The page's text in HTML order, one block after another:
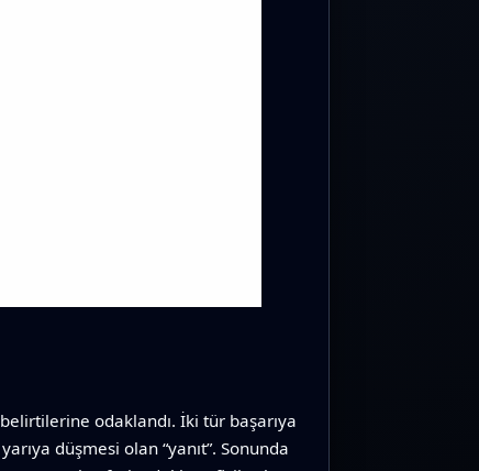
odaklandı. İki tür başarıya
düşmesi olan “yanıt”. Sonunda